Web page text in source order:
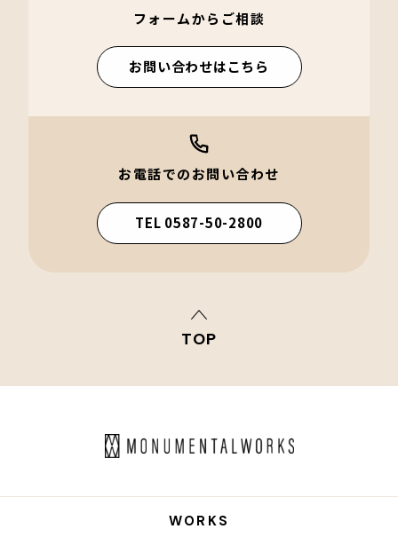
フォームからご相談
お問い合わせはこちら
お電話でのお問い合わせ
TEL 0587-50-2800
TOP
WORKS